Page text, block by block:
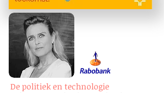
De politiek en technologie